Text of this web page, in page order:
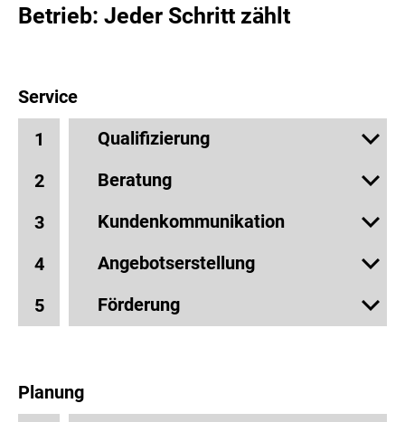
Betrieb: Jeder Schritt zählt
Service
1
Qualifizierung
2
Beratung
3
Kundenkommunikation
4
Angebotserstellung
5
Förderung
Planung